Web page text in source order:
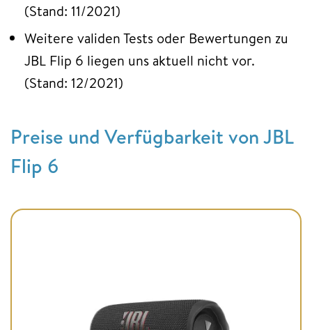
(Stand: 11/2021)
Weitere validen Tests oder Bewertungen zu
JBL Flip 6 liegen uns aktuell nicht vor.
(Stand: 12/2021)
Preise und Verfügbarkeit von JBL
Flip 6